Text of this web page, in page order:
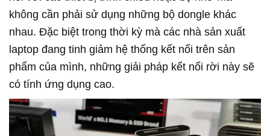
không cần phải sử dụng những bộ dongle khác
nhau. Đặc biệt trong thời kỳ mà các nhà sản xuất
laptop đang tinh giảm hệ thống kết nối trên sản
phẩm của mình, những giải pháp kết nối rời này sẽ
có tính ứng dụng cao.